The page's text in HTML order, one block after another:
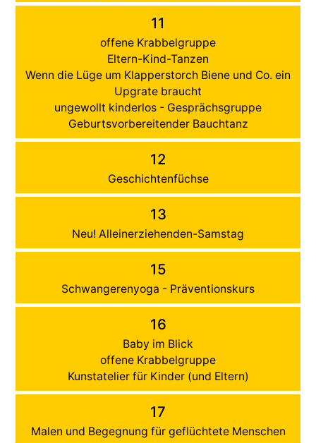
11
offene Krabbelgruppe
Eltern-Kind-Tanzen
Wenn die Lüge um Klapperstorch Biene und Co. ein
Upgrate braucht
ungewollt kinderlos - Gesprächsgruppe
Geburtsvorbereitender Bauchtanz
12
Geschichtenfüchse
13
Neu! Alleinerziehenden-Samstag
15
Schwangerenyoga - Präventionskurs
16
Baby im Blick
offene Krabbelgruppe
Kunstatelier für Kinder (und Eltern)
17
Malen und Begegnung für geflüchtete Menschen